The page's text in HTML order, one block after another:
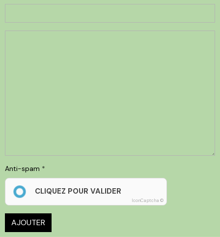
Anti-spam
CLIQUEZ POUR VALIDER
IconCaptcha ©
AJOUTER